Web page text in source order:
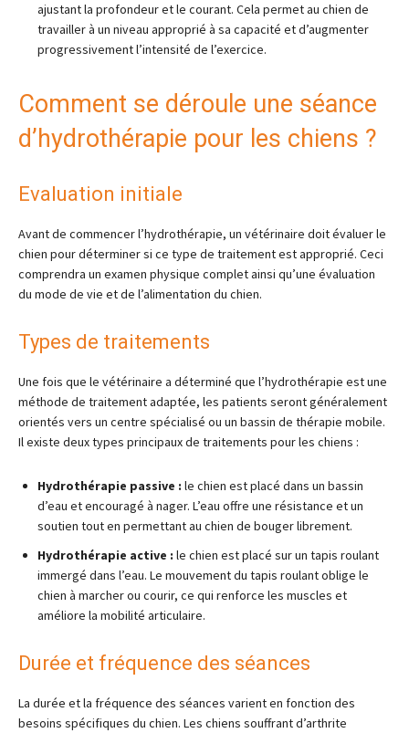
ajustant la profondeur et le courant. Cela permet au chien de
travailler à un niveau approprié à sa capacité et d’augmenter
progressivement l’intensité de l’exercice.
Comment se déroule une séance
d’hydrothérapie pour les chiens ?
Evaluation initiale
Avant de commencer l’hydrothérapie, un vétérinaire doit évaluer le
chien pour déterminer si ce type de traitement est approprié. Ceci
comprendra un examen physique complet ainsi qu’une évaluation
du mode de vie et de l’alimentation du chien.
Types de traitements
Une fois que le vétérinaire a déterminé que l’hydrothérapie est une
méthode de traitement adaptée, les patients seront généralement
orientés vers un centre spécialisé ou un bassin de thérapie mobile.
Il existe deux types principaux de traitements pour les chiens :
Hydrothérapie passive : le chien est placé dans un bassin
d’eau et encouragé à nager. L’eau offre une résistance et un
soutien tout en permettant au chien de bouger librement.
Hydrothérapie active : le chien est placé sur un tapis roulant
immergé dans l’eau. Le mouvement du tapis roulant oblige le
chien à marcher ou courir, ce qui renforce les muscles et
améliore la mobilité articulaire.
Durée et fréquence des séances
La durée et la fréquence des séances varient en fonction des
besoins spécifiques du chien. Les chiens souffrant d’arthrite